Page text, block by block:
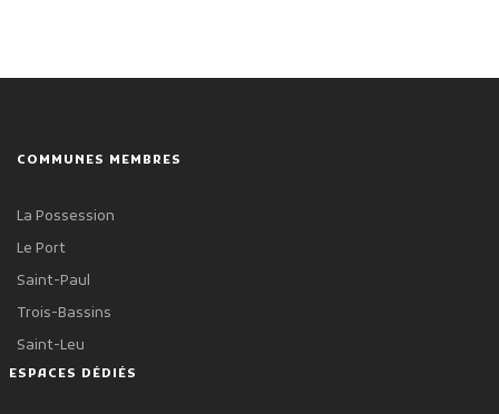
COMMUNES MEMBRES
La Possession
Le Port
Saint-Paul
Trois-Bassins
Saint-Leu
ESPACES DÉDIÉS